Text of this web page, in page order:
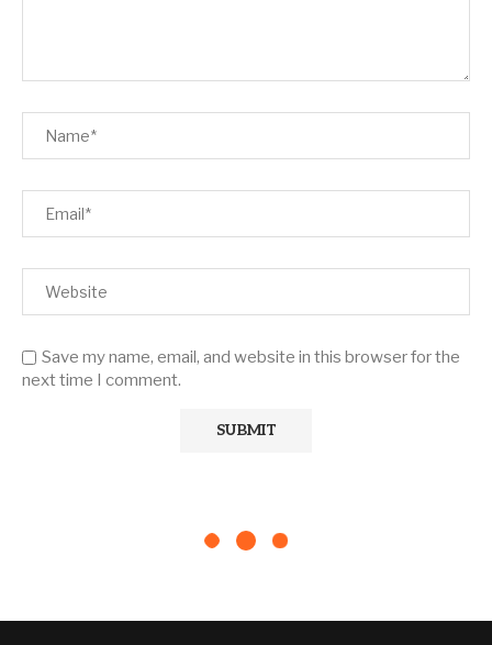
Save my name, email, and website in this browser for the
next time I comment.